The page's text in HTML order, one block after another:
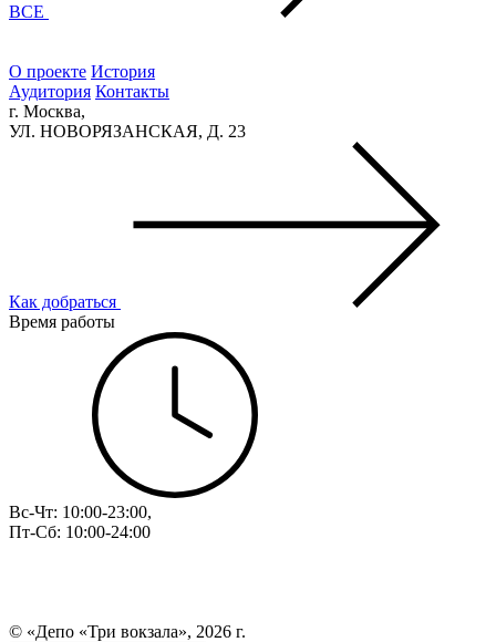
ВСЕ
О проекте История
Аудитория Контакты
г. Москва,
УЛ. НОВОРЯЗАНСКАЯ, Д. 23
Как добраться
Время работы
Вс-Чт: 10:00-23:00,
Пт-Сб: 10:00-24:00
© «Депо «Три вокзала», 2026 г.